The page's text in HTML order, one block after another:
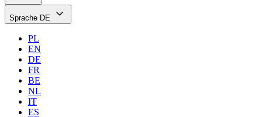
Sprache DE
PL
EN
DE
FR
BE
NL
IT
ES